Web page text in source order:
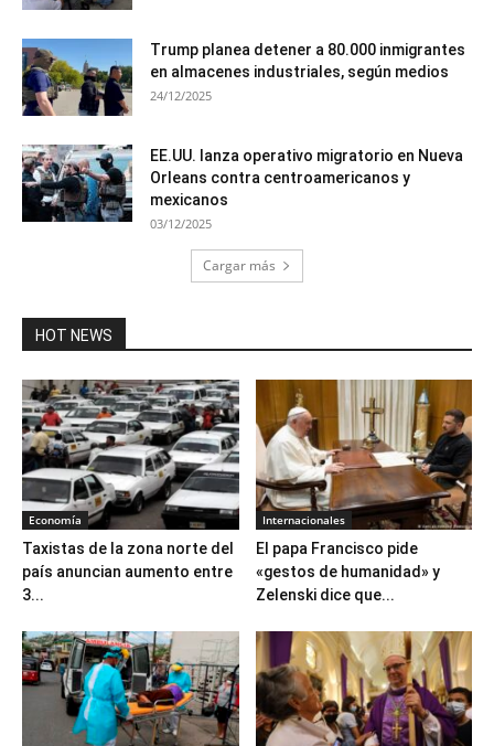
Trump planea detener a 80.000 inmigrantes
en almacenes industriales, según medios
24/12/2025
EE.UU. lanza operativo migratorio en Nueva
Orleans contra centroamericanos y
mexicanos
03/12/2025
Cargar más
HOT NEWS
Economía
Taxistas de la zona norte del
país anuncian aumento entre
3...
Internacionales
El papa Francisco pide
«gestos de humanidad» y
Zelenski dice que...